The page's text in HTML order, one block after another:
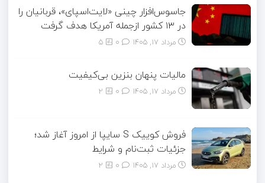
جاسوس‌افزار چینی «لایت‌اسپای»، قربانیان را
در ۱۳ کشور ازجمله آمریکا هدف گرفت
مرداد ۱۷, ۱۴۰۵ 5
مالیات پنهان بنزین بی‌کیفیت
مرداد ۱۷, ۱۴۰۵ 2
فروش کوییک S سایپا از امروز آغاز شد؛
جزئیات ثبت‌نام و شرایط
مرداد ۱۷, ۱۴۰۵ 2